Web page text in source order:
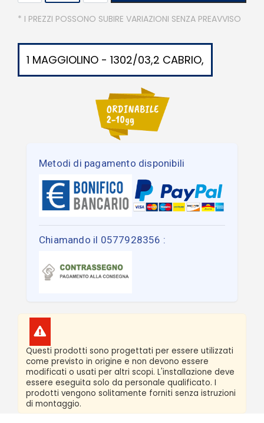
* I PREZZI POSSONO SUBIRE VARIAZIONI SENZA PREAVVISO
1 MAGGIOLINO - 1302/03,2 CABRIO,
Metodi di pagamento disponibili
Chiamando il 0577928356 :
Questi prodotti sono progettati per essere utilizzati
come previsto in origine e non devono essere
modificati o usati per altri scopi. L'installazione deve
essere eseguita solo da personale qualificato. I
prodotti vengono solitamente forniti senza istruzioni
di montaggio.